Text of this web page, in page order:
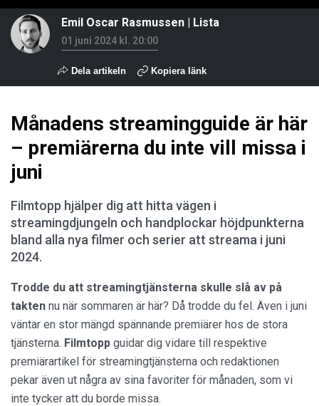
Emil Oscar Rasmussen | Lista
01 juni 2024 kl. 20:00
Dela artikeln Kopiera länk
Månadens streamingguide är här
– premiärerna du inte vill missa i
juni
Filmtopp hjälper dig att hitta vägen i
streamingdjungeln och handplockar höjdpunkterna
bland alla nya filmer och serier att streama i juni
2024.
Trodde du att streamingtjänsterna skulle slå av på
takten nu när sommaren är här? Då trodde du fel. Även i juni
väntar en stor mängd spännande premiärer hos de stora
tjänsterna. Filmtopp guidar dig vidare till respektive
premiärartikel för streamingtjänsterna och redaktionen
pekar även ut några av sina favoriter för månaden, som vi
inte tycker att du borde missa.